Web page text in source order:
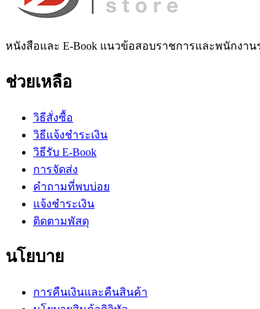
หนังสือและ E-Book แนวข้อสอบราชการและพนักงา
ช่วยเหลือ
วิธีสั่งซื้อ
วิธีแจ้งชำระเงิน
วิธีรับ E-Book
การจัดส่ง
คำถามที่พบบ่อย
แจ้งชำระเงิน
ติดตามพัสดุ
นโยบาย
การคืนเงินและคืนสินค้า